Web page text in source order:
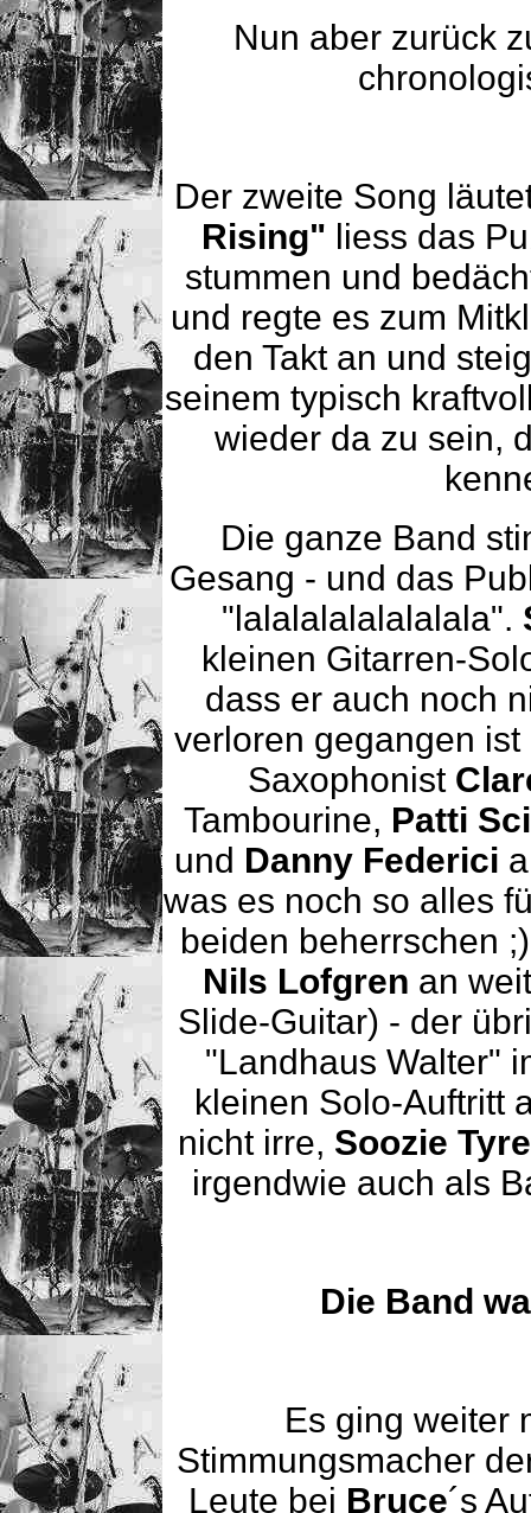
Nun aber zurück
Der zweite Song
Rising" liess das
stummen und
und regte es zum
den Takt an und
seinem typisch
wieder da zu sein,
Die ganze Band
Gesang - und das
"lalalalalalalalala".
kleinen Gitarren-
dass er auch noch
verloren gegangen
Saxophonist
Tambourine, Patti
und Danny Federici
was es noch so alles
beiden beherrschen
Nils Lofgren an
Slide-Guitar) - der
"Landhaus Walter"
kleinen Solo-Auftritt
nicht irre, Soozie
irgendwie auch als
Die Band
Es ging weiter
Stimmungsmacher
Leute bei Bruce´s